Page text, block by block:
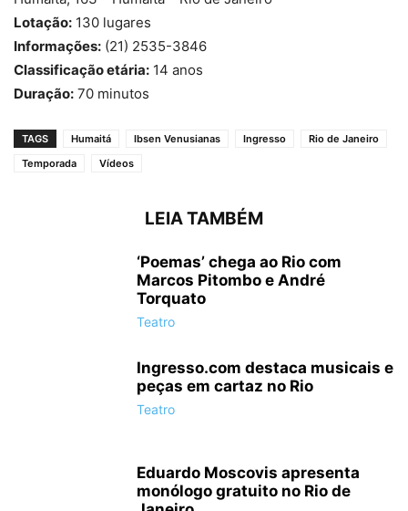
Lotação: 130 lugares
Informações: (21) 2535-3846
Classificação etária: 14 anos
Duração: 70 minutos
TAGS Humaitá Ibsen Venusianas Ingresso
Rio de Janeiro
Temporada
Vídeos
LEIA TAMBÉM
‘Poemas’ chega ao Rio com
Marcos Pitombo e André
Torquato
Teatro
Ingresso.com destaca musicais e
peças em cartaz no Rio
Teatro
Eduardo Moscovis apresenta
monólogo gratuito no Rio de